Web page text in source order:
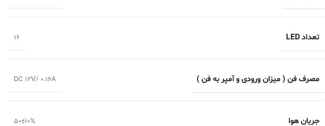
تعداد LED 16
مصرف فن ( میزان ورودی و آمپر به فن ) DC 12V/ 0.16A
جریان هوا 50±10%